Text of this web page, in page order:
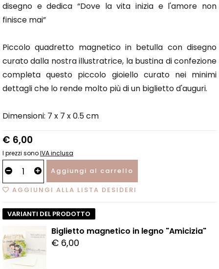
disegno e dedica “Dove la vita inizia e l'amore non
finisce mai”
Piccolo quadretto magnetico in betulla con disegno
curato dalla nostra illustratrice, la bustina di confezione
completa questo piccolo gioiello curato nei minimi
dettagli che lo rende molto più di un biglietto d'auguri.
Dimensioni: 7 x 7 x 0.5 cm
€ 6,00
I prezzi sonoIVA inclusa
Aggiungi al carrello
AGGIUNGI ALLA LISTA DESIDERI
VARIANTI DEL PRODOTTO
Biglietto magnetico in legno "Amicizia"
€ 6,00